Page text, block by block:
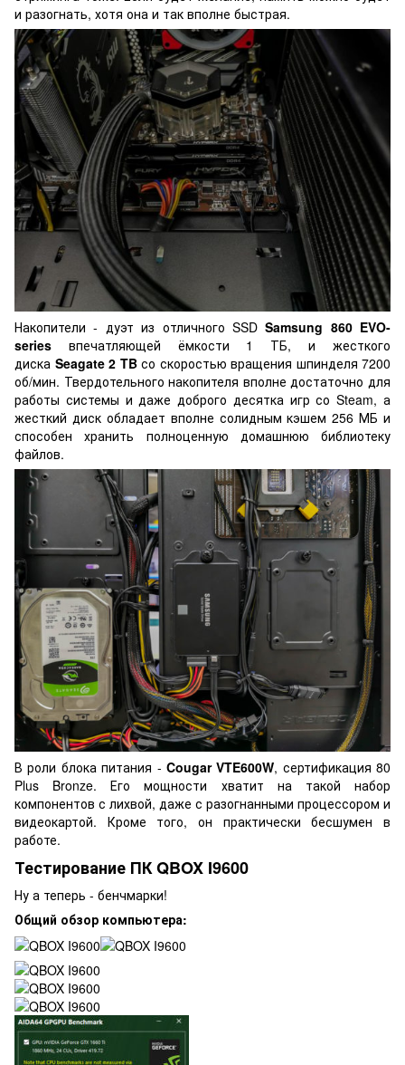
и разогнать, хотя она и так вполне быстрая.
Накопители - дуэт из отличного SSDSamsung 860 EVO-
series впечатляющей ёмкости 1 ТБ, и жесткого
диска Seagate 2 TBсо скоростью вращения шпинделя 7200
об/мин. Твердотельного накопителя вполне достаточно для
работы системы и даже доброго десятка игр со Steam, а
жесткий диск обладает вполне солидным кэшем 256 МБ и
способен хранить полноценную домашнюю библиотеку
файлов.
В роли блока питания - Cougar VTE600W, сертификация 80
Plus Bronze. Его мощности хватит на такой набор
компонентов с лихвой, даже с разогнанными процессором и
видеокартой. Кроме того, он практически бесшумен в
работе.
Тестирование ПК QBOX I9600
Ну а теперь - бенчмарки!
Общий обзор компьютера: